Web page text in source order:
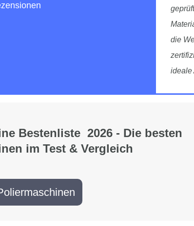
die
ideale
Bestenliste 2026 - Die besten
im Test & Vergleich